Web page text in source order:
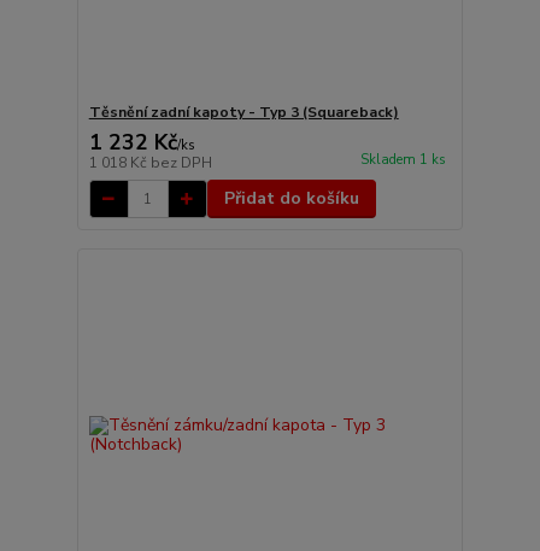
Těsnění zadní kapoty - Typ 3 (Squareback)
1 232 Kč/ks
1 018 Kč bez DPH Skladem 1 ks
Přidat do košíku